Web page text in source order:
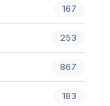
167
253
867
183